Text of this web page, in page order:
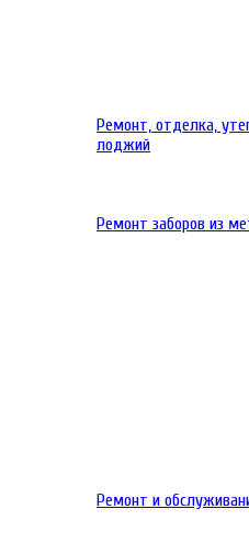
Ремонт, отделка,
лоджий
Ремонт заборов из
Ремонт и